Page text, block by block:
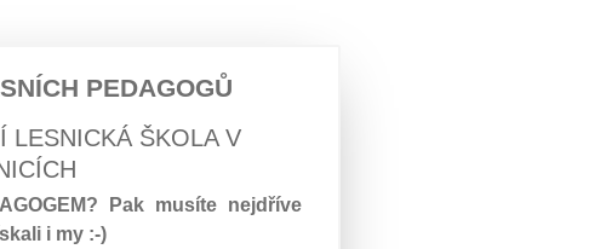
PEDAGOGŮ
LESNICKÁ ŠKOLA V
Pak musíte nejdříve
i my :-)